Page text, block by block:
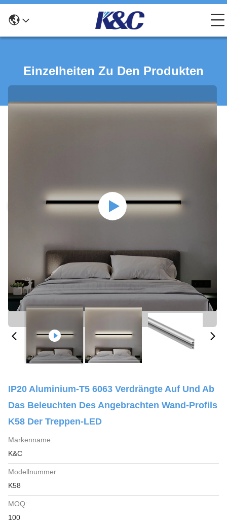
Einzelheiten Zu Den Produkten
IP20 Aluminium-T5 6063 Verdrängte Auf Und Ab
Das Beleuchten Des Angebrachten Wand-Profils
K58 Der Treppen-LED
Markenname:
K&C
Modellnummer:
K58
MOQ:
100